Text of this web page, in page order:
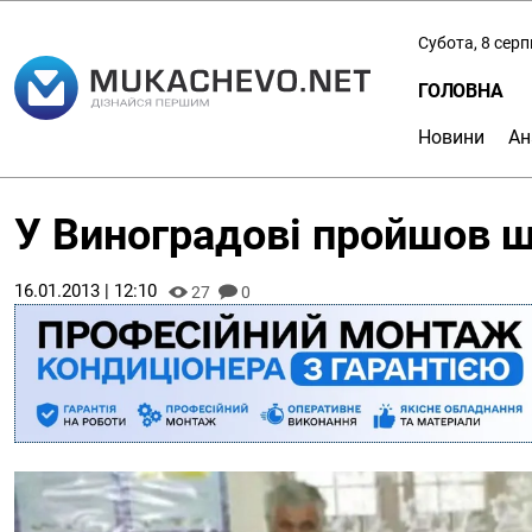
Субота, 8
ГОЛОВНА
Новини
У Виноградові пройшов
16.01.2013 | 12:10 27 0